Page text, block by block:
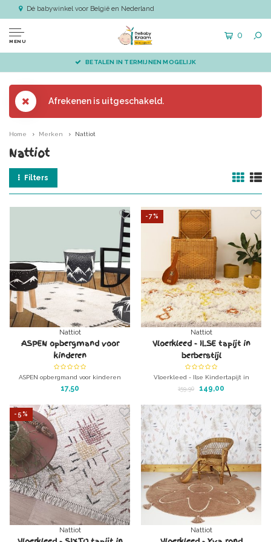
Dé babywinkel voor België en Nederland
MENU
0
BETALEN IN TERMIJNEN MOGELIJK
Afrekenen is uitgeschakeld.
Home Merken Nattiot
Nattiot
Filters
Nattiot
ASPEN opbergmand voor
kinderen
ASPEN opbergmand voor kinderen
17,50
-7%
Nattiot
Vloerkleed - ILSE tapijt in
berberstijl
Vloerkleed - Ilse Kindertapijt in
berberstijl
Uniek kleed voor de kinderkamer.
Wasbaar in de wasmachine
159,90 149,00
-5%
Nattiot Nattiot